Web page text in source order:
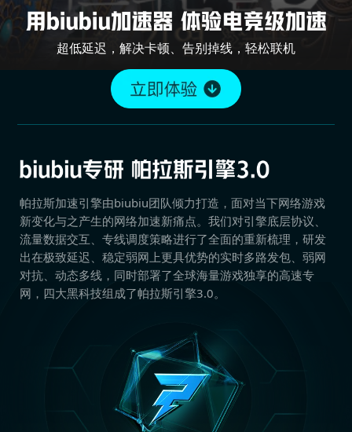
超低延迟，解决卡顿、告别掉线，轻松联机
帕拉斯加速引擎由biubiu团队倾力打造，面对当下网络游戏
新变化与之产生的网络加速新痛点。我们对引擎底层协议、
流量数据交互、专线调度策略进行了全面的重新梳理，研发
出在极致延迟、稳定弱网上更具优势的实时多路发包、弱网
对抗、动态多线，同时部署了全球海量游戏独享的高速专
网，四大黑科技组成了帕拉斯引擎3.0。